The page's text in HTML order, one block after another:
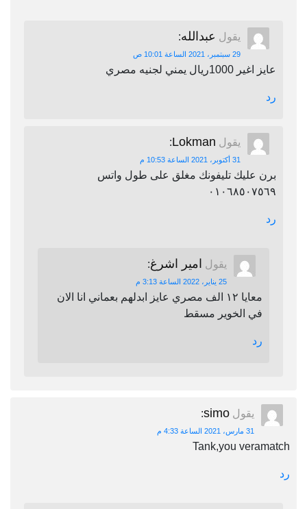
يقول عبدالله:
29 سبتمبر، 2021 الساعة 10:01 ص
عايز اغير 1000ريال يمني لجنيه مصري
رد
يقول Lokman
:
31 أكتوبر، 2021 الساعة 10:53 م
برن عليك تليفونك مغلق على طول واتس
٠١٠٦٨٥٠٧٥٦٩
رد
يقول امير اشرغ:
25 يناير، 2022 الساعة 3:13 م
معايا ١٢ الف مصري عايز ابدلهم بعماني انا الان
في الخوير مسقط
رد
يقول simo
:
31 مارس، 2021 الساعة 4:33 م
Tank,you veramatch
رد